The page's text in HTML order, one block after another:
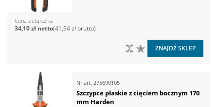
Cena detaliczna
41,94 zł
34,10 zł
DO LISTY ŻYCZEŃ
DO PORÓWNANIA
ZNAJDŹ SKLEP
Nr art. 275690105
Szczypce płaskie z cięciem bocznym 170
mm Harden